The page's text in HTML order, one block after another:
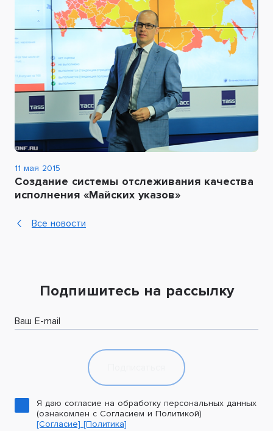
11 мая 2015
Создание системы отслеживания качества
исполнения «Майских указов»
Все новости
Подпишитесь на рассылку
Ваш E-mail
Я даю согласие на обработку персональных данных
(ознакомлен с Согласием и Политикой)
[Согласие] [Политика]